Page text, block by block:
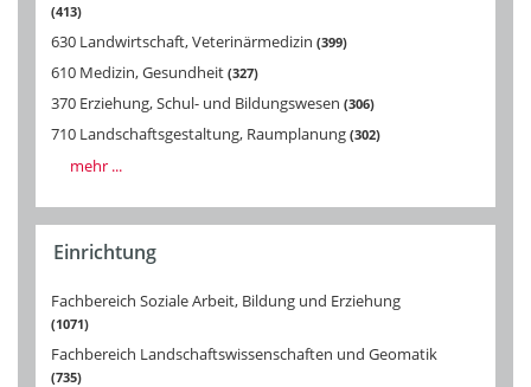
413
630 Landwirtschaft, Veterinärmedizin 399
610 Medizin, Gesundheit 327
370 Erziehung, Schul- und Bildungswesen 306
710 Landschaftsgestaltung, Raumplanung 302
mehr ...
Einrichtung
Fachbereich Soziale Arbeit, Bildung und Erziehung
1071
Fachbereich Landschaftswissenschaften und Geomatik
735